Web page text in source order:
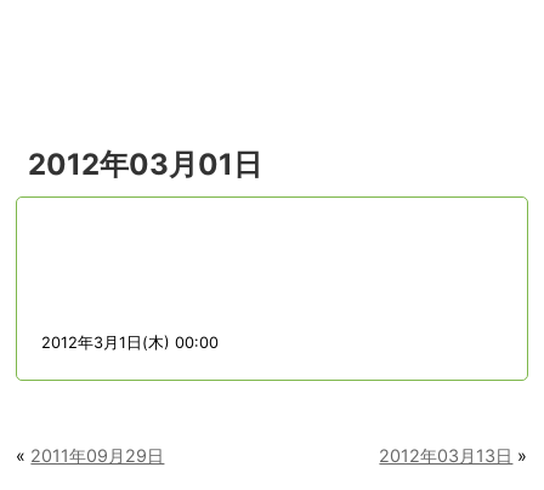
2012年03月01日
2012年3月1日(木) 00:00
« 2011年09月29日 2012年03月13日 »